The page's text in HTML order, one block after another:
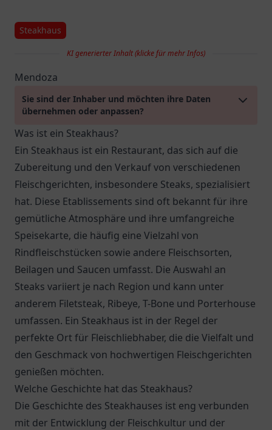
Steakhaus
KI generierter Inhalt (klicke für mehr Infos)
Mendoza
Sie sind der Inhaber und möchten ihre Daten
übernehmen oder anpassen?
Was ist ein Steakhaus?
Ein Steakhaus ist ein Restaurant, das sich auf die
Zubereitung und den Verkauf von verschiedenen
Fleischgerichten, insbesondere Steaks, spezialisiert
hat. Diese Etablissements sind oft bekannt für ihre
gemütliche Atmosphäre und ihre umfangreiche
Speisekarte, die häufig eine Vielzahl von
Rindfleischstücken sowie andere Fleischsorten,
Beilagen und Saucen umfasst. Die Auswahl an
Steaks variiert je nach Region und kann unter
anderem Filetsteak, Ribeye, T-Bone und Porterhouse
umfassen. Ein Steakhaus ist in der Regel der
perfekte Ort für Fleischliebhaber, die die Vielfalt und
den Geschmack von hochwertigen Fleischgerichten
genießen möchten.
Welche Geschichte hat das Steakhaus?
Die Geschichte des Steakhauses ist eng verbunden
mit der Entwicklung der Fleischkultur und der